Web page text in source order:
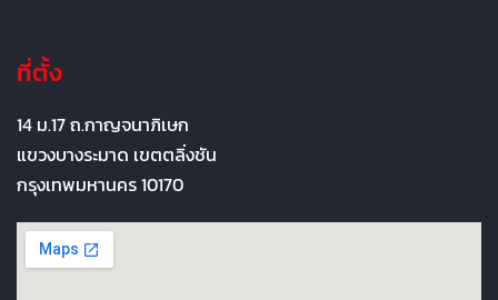
ที่ตั้ง
14 ม.17 ถ.กาญจนาภิเษก
แขวงบางระมาด เขตตลิ่งชัน
กรุงเทพมหานคร 10170